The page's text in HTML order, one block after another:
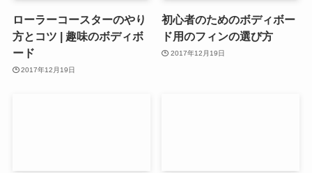
ローラーコースターのやり
方とコツ | 趣味のボディボ
ード
2017年12月19日
初心者のためのボディボー
ド用のフィンの選び方
2017年12月19日